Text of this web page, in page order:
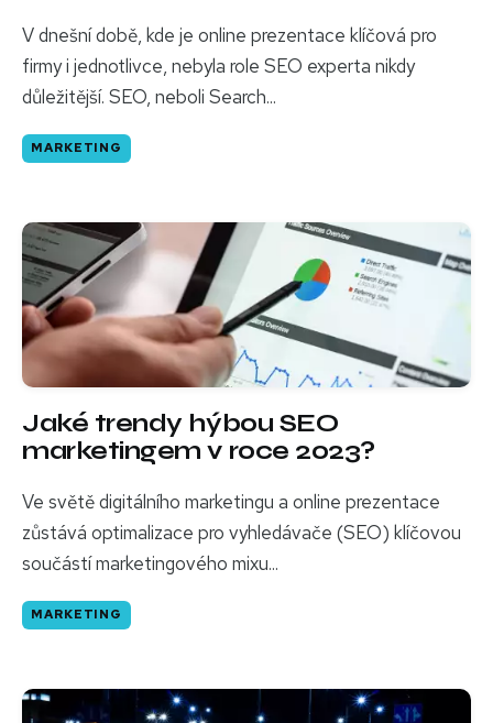
V dnešní době, kde je online prezentace klíčová pro
firmy i jednotlivce, nebyla role SEO experta nikdy
důležitější. SEO, neboli Search...
MARKETING
Jaké trendy hýbou SEO
marketingem v roce 2023?
Ve světě digitálního marketingu a online prezentace
zůstává optimalizace pro vyhledávače (SEO) klíčovou
součástí marketingového mixu...
MARKETING